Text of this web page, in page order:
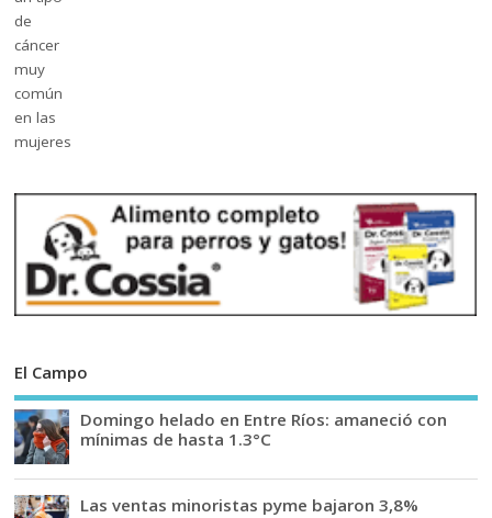
El Campo
Domingo helado en Entre Ríos: amaneció con
mínimas de hasta 1.3°C
Las ventas minoristas pyme bajaron 3,8%